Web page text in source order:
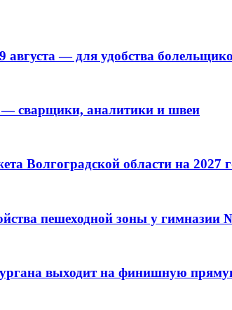
августа — для удобства
— сварщики, аналитики и швеи
Волгоградской области на 2027
пешеходной зоны у гимназии
выходит на финишную